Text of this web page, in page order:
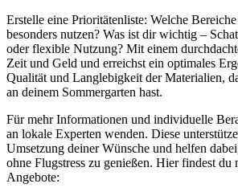
Erstelle eine Prioritätenliste: Welche
besonders nutzen? Was ist dir wichtig –
oder flexible Nutzung? Mit einem
Zeit und Geld und erreichst ein optimales
Qualität und Langlebigkeit der Materialien,
an deinem Sommergarten hast.
Für mehr Informationen und individuelle
an lokale Experten wenden. Diese
Umsetzung deiner Wünsche und helfen
ohne Flugstress zu genießen. Hier findest du
Angebote: